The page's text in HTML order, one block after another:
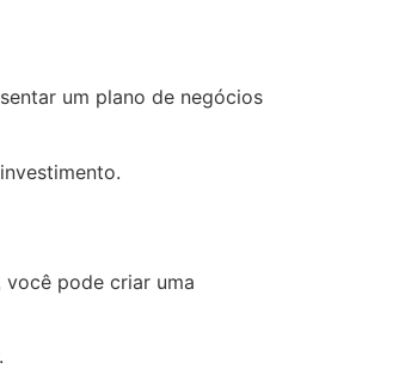
um plano de negócios
pode criar uma